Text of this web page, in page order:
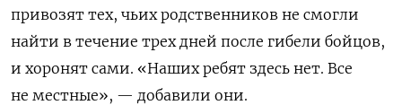
привозят тех, чьих родственников не смогли
найти в течение трех дней после гибели бойцов,
и хоронят сами. «Наших ребят здесь нет. Все
не местные», — добавили они.